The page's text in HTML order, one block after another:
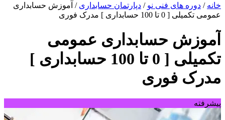
خانه / دوره های فنی نو / دپارتمان حسابداری / آموزش حسابداری
عمومی تکمیلی [ 0 تا 100 حسابداری ] مدرک فوری
آموزش حسابداری عمومی
تکمیلی [ 0 تا 100 حسابداری ]
مدرک فوری
پیشرفته